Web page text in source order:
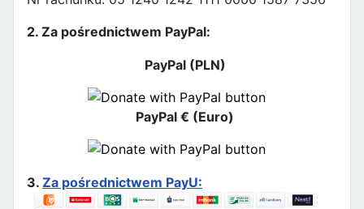
2. Za pośrednictwem PayPal:
PayPal (PLN)
PayPal € (Euro)
3. Za pośrednictwem PayU: